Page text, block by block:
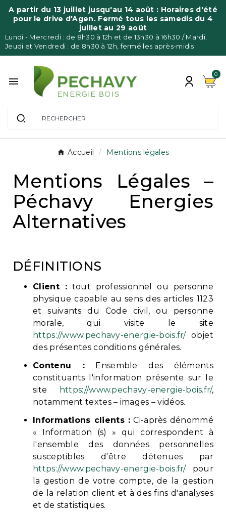
A partir du 13 juillet jusqu'au 14 août : Horaires d'été
pour le drive d'Agen. Fermé tous les samedis du 4
juillet au 29 août
Lundi - Mercredi : de 8h30 à 12h et de 13h30 à 16h30 / Mardi,
Jeudi et Vendredi : de 8h30 à 12h, fermé les après-midis

0
Accueil Mentions légales
Mentions Légales –
Péchavy Energies
Alternatives
DÉFINITIONS
Client :tout professionnel ou personne
physique capable au sens des articles 1123
et suivants du Code civil, ou personne
morale, qui visite le site
https://www.pechavy-energie-bois.fr/objet
des présentes conditions générales.
Contenu :Ensemble des éléments
constituants l'information présente sur le
site
https://www.pechavy-energie-bois.fr/,
notamment textes – images – vidéos.
Informations clients : Ci-après dénommé
« Information (s) » qui correspondent à
l'ensemble des données personnelles
susceptibles d'être détenues par
https://www.pechavy-energie-bois.fr/pour
la gestion de votre compte, de la gestion
de la relation client et à des fins d'analyses
et de statistiques.